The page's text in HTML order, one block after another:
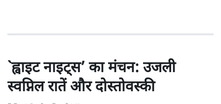
`ह्वाइट नाइट्स’ का मंचन: उजली
स्वप्निल रातें और दोस्तोवस्की